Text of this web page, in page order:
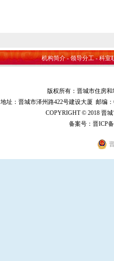
机构简介-领导分工-科室
版权所有：晋城市住房
地址：晋城市泽州路422号建设大厦 邮编：
COPYRIGHT © 2018 晋
备案号： 晋ICP